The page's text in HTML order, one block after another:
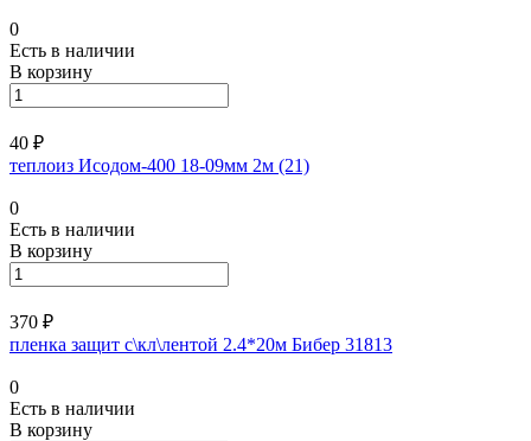
0
Есть в наличии
В корзину
40 ₽
теплоиз Исодом-400 18-09мм 2м (21)
0
Есть в наличии
В корзину
370 ₽
пленка защит с\кл\лентой 2.4*20м Бибер 31813
0
Есть в наличии
В корзину